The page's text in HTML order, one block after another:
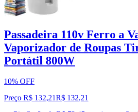
Passadeira 110v Ferro a
Vaporizador de Roupas
Portátil 800W
10% OFF
Preço R$ 132,21R$ 132,21